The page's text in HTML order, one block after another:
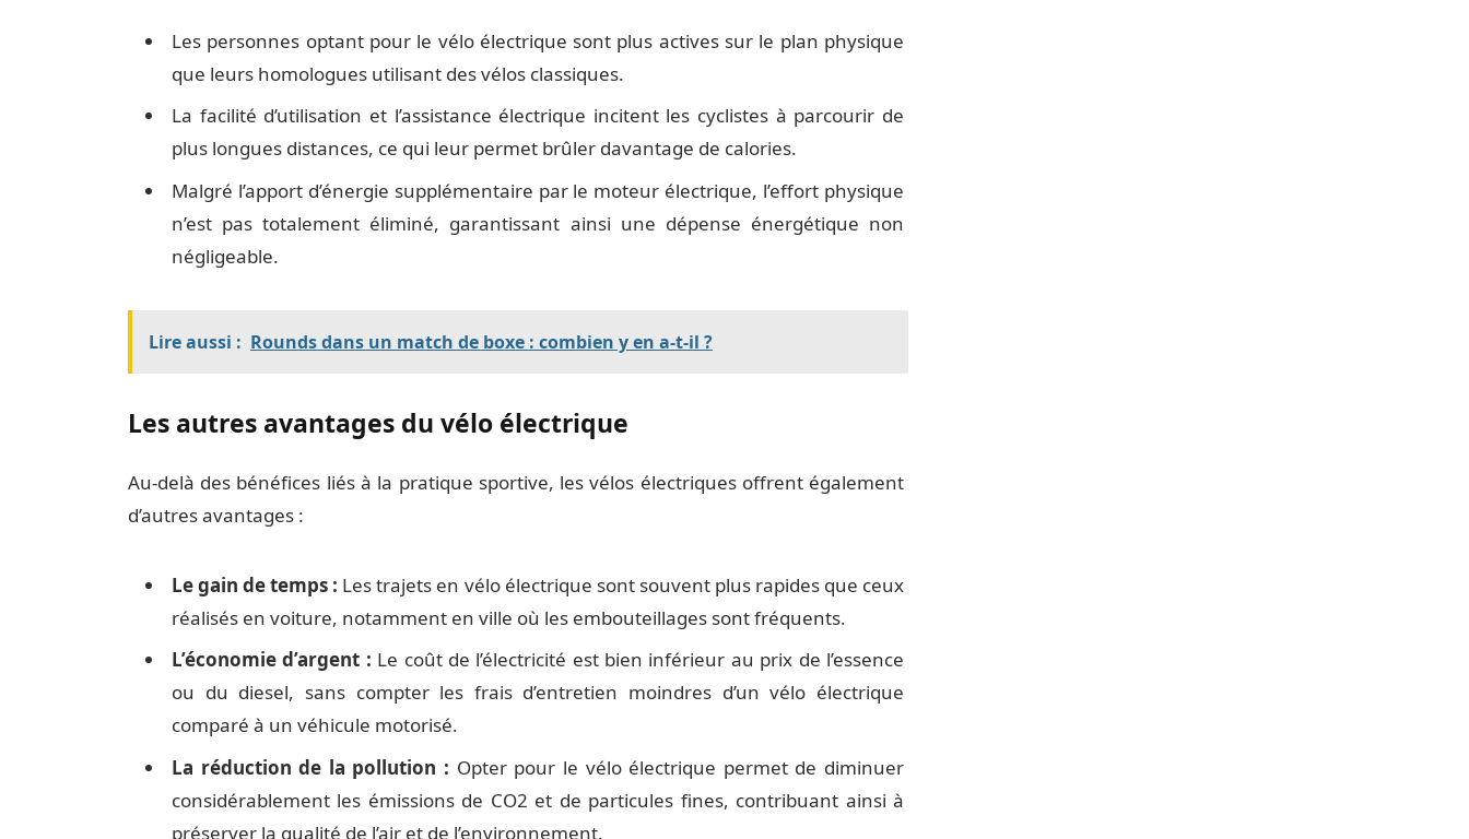
Les personnes optant pour le vélo électrique sont plus actives sur le plan physique
que leurs homologues utilisant des vélos classiques.
La facilité d’utilisation et l’assistance électrique incitent les cyclistes à parcourir de
plus longues distances, ce qui leur permet brûler davantage de calories.
Malgré l’apport d’énergie supplémentaire par le moteur électrique, l’effort physique
n’est pas totalement éliminé, garantissant ainsi une dépense énergétique non
négligeable.
Lire aussi : Rounds dans un match de boxe : combien y en a-t-il ?
Les autres avantages du vélo électrique
Au-delà des bénéfices liés à la pratique sportive, les vélos électriques offrent également
d’autres avantages :
Le gain de temps : Les trajets en vélo électrique sont souvent plus rapides que ceux
réalisés en voiture, notamment en ville où les embouteillages sont fréquents.
L’économie d’argent : Le coût de l’électricité est bien inférieur au prix de l’essence
ou du diesel, sans compter les frais d’entretien moindres d’un vélo électrique
comparé à un véhicule motorisé.
La réduction de la pollution : Opter pour le vélo électrique permet de diminuer
considérablement les émissions de CO2 et de particules fines, contribuant ainsi à
préserver la qualité de l’air et de l’environnement.